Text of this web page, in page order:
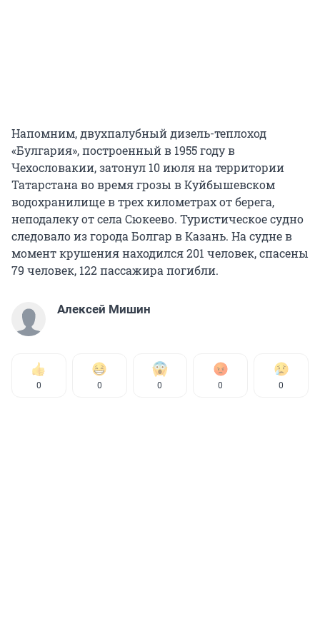
Напомним, двухпалубный дизель-теплоход
«Булгария», построенный в 1955 году в
Чехословакии, затонул 10 июля на территории
Татарстана во время грозы в Куйбышевском
водохранилище в трех километрах от берега,
неподалеку от села Сюкеево. Туристическое судно
следовало из города Болгар в Казань. На судне в
момент крушения находился 201 человек, спасены
79 человек, 122 пассажира погибли.
Алексей Мишин
0 0 0 0 0